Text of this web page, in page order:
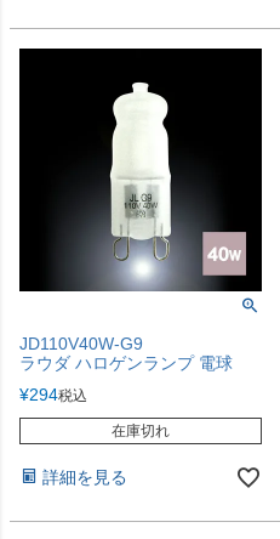
JD110V40W-G9
ラウダ ハロゲンランプ 電球
¥294税込
在庫切れ
詳細を見る